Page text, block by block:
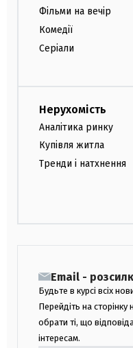
Фільми на вечір
Комедії
Серіали
Нерухомість
Аналітика ринку
Купівля житла
Тренди і натхнення
Email -
Будьте в курсі всіх
Перейдіть на
обрати ті, що
інтересам.